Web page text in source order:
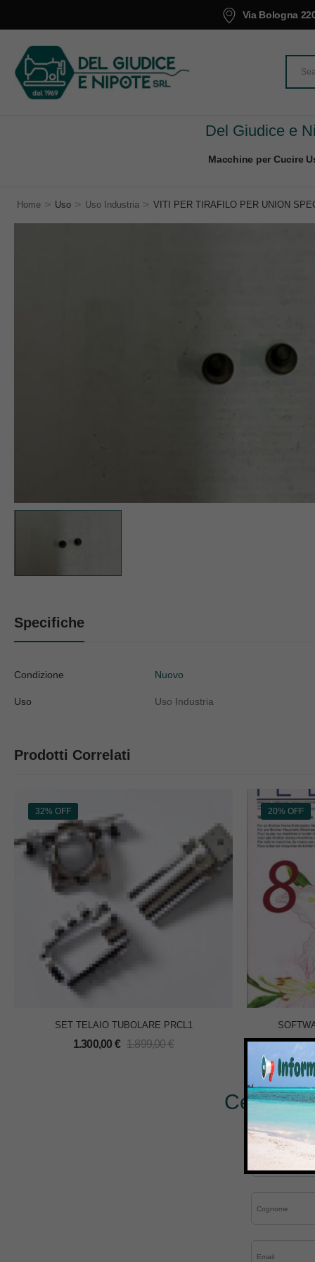
Via Bologna
Del Giudice e
Macchine per Cucire
Home > Uso > Uso Industria > VITI PER TIRAFILO PER UNION
Specifiche
Condizione Nuovo
Uso Uso Industria
Prodotti Correlati
32% OFF
SET TELAIO TUBOLARE PRCL1
1.300,00 € 1.899,00€
20% OFF
Cerchi